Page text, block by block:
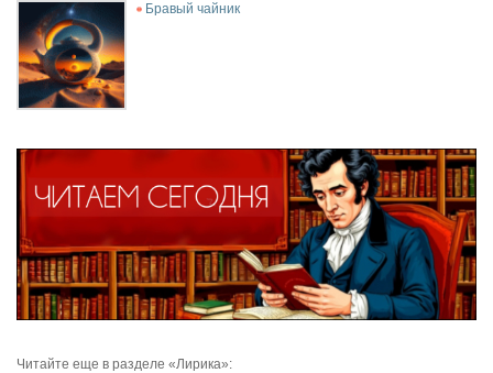
Бравый чайник
Читайте еще в разделе «Лирика»: